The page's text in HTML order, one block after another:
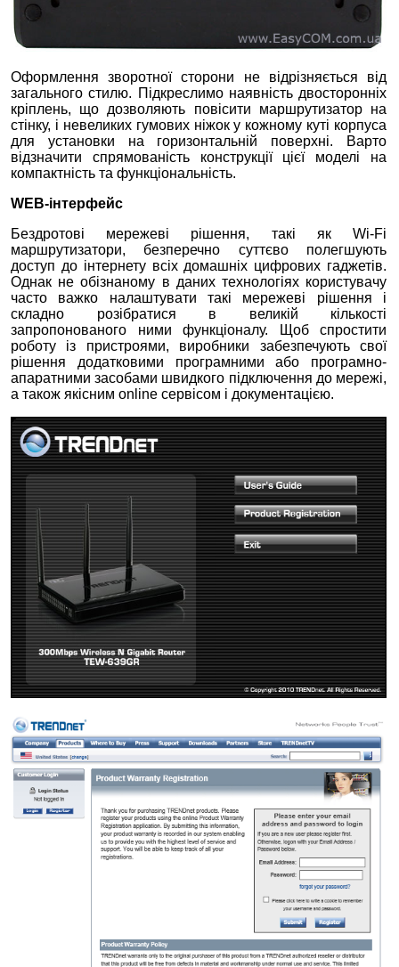
Оформлення зворотної сторони не відрізняється від
загального стилю. Підкреслимо наявність двосторонніх
кріплень, що дозволяють повісити маршрутизатор на
стінку, і невеликих гумових ніжок у кожному куті корпуса
для установки на горизонтальній поверхні. Варто
відзначити спрямованість конструкції цієї моделі на
компактність та функціональність.
WEB-інтерфейс
Бездротові мережеві рішення, такі як Wi-Fi
маршрутизатори, безперечно суттєво полегшують
доступ до інтернету всіх домашніх цифрових гаджетів.
Однак не обізнаному в даних технологіях користувачу
часто важко налаштувати такі мережеві рішення і
складно розібратися в великій кількості
запропонованого ними функціоналу. Щоб спростити
роботу із пристроями, виробники забезпечують свої
рішення додатковими програмними або програмно-
апаратними засобами швидкого підключення до мережі,
а також якісним online сервісом і документацією.